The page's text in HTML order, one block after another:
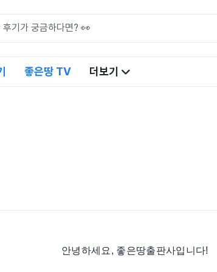
좋은땅 TV 더보기
안녕하세요, 좋은땅출판사입니다!